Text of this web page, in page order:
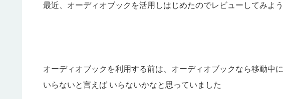
最近、オーディオブックを活用しはじめたのでレビューしてみよ
オーディオブックを利用する前は、オーディオブックなら移動中
いらないと言えば いらないかなと思っていました